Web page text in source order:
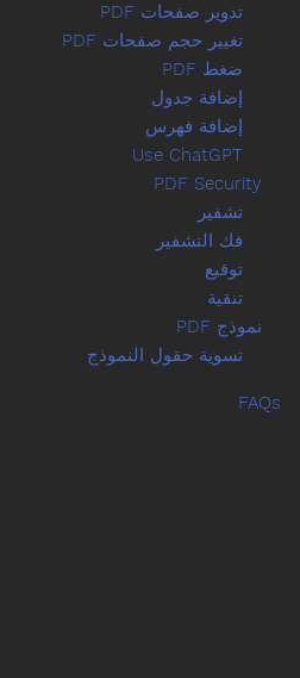
تدوير صفحات PDF
تغيير حجم صفحات PDF
ضغط PDF
إضافة جدول
إضافة فهرس
Use ChatGPT
PDF Security
تشفير
فك التشفير
توقيع
تنقية
نموذج PDF
تسوية حقول النموذج
FAQs